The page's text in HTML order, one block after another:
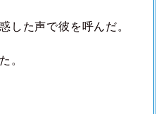
した声で彼を呼んだ。
。